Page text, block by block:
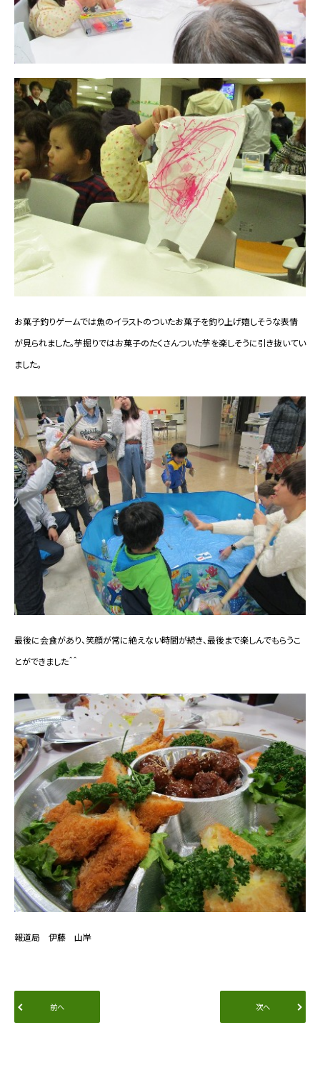
お菓子釣りゲームでは魚のイラストのついたお菓子を釣り上げ嬉しそうな表情
が見られました。芋掘りではお菓子のたくさんついた芋を楽しそうに引き抜いてい
ました。
最後に会食があり、笑顔が常に絶えない時間が続き、最後まで楽しんでもらうこ
とができました＾＾
報道局 伊藤 山岸
前へ 次へ